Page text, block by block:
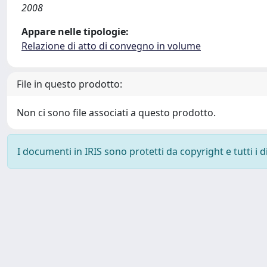
2008
Appare nelle tipologie:
Relazione di atto di convegno in volume
File in questo prodotto:
Non ci sono file associati a questo prodotto.
I documenti in IRIS sono protetti da copyright e tutti i